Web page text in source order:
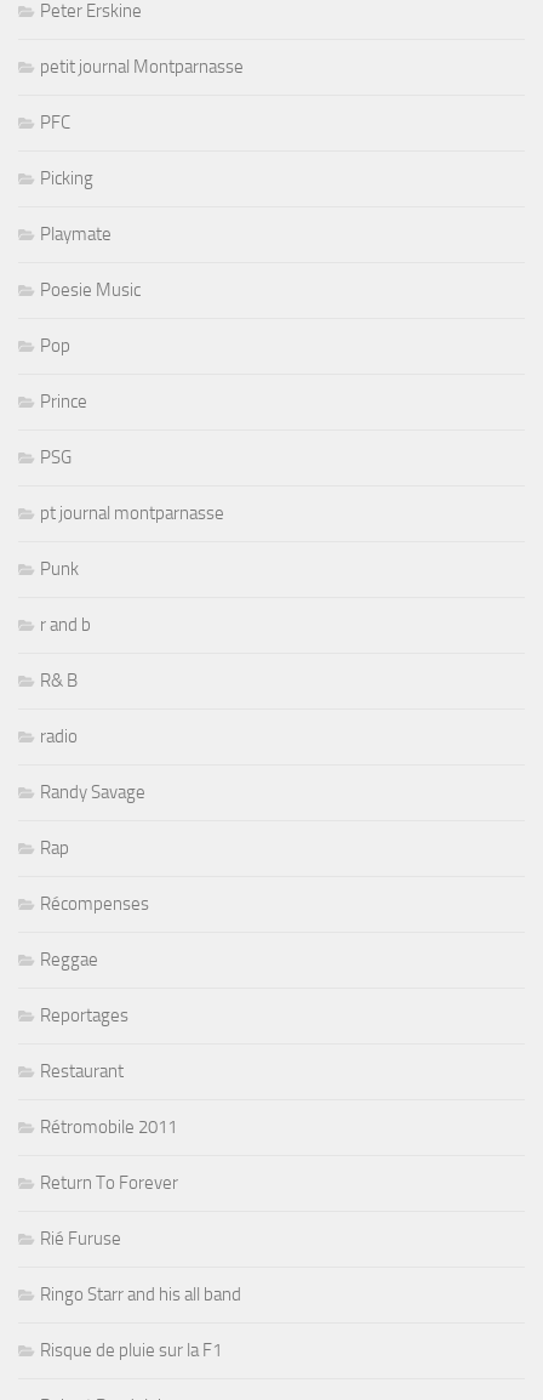
Peter Erskine
petit journal Montparnasse
PFC
Picking
Playmate
Poesie Music
Pop
Prince
PSG
pt journal montparnasse
Punk
r and b
R& B
radio
Randy Savage
Rap
Récompenses
Reggae
Reportages
Restaurant
Rétromobile 2011
Return To Forever
Rié Furuse
Ringo Starr and his all band
Risque de pluie sur la F1